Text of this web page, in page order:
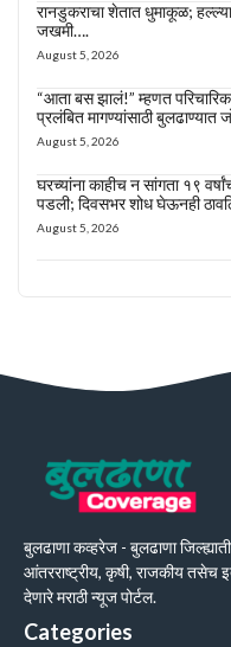
रानडुकराचा शेतात धुमाकूळ;
जखमी….
August 5, 2026
“आता बस झालं!” म्हणत
प्रलंबित मागण्यांसाठी बुलढाण्यात
August 5, 2026
घरच्यांना काहीच न सांगता १९
पडली; दिवसभर शोध घेऊनही
August 5, 2026
बुलढाणा कव्हरेज - बुलढाणा
आंतरराष्ट्रीय, कृषी, राजकीय तसेच
देणारे मराठी न्यूज पोर्टल.
Categories